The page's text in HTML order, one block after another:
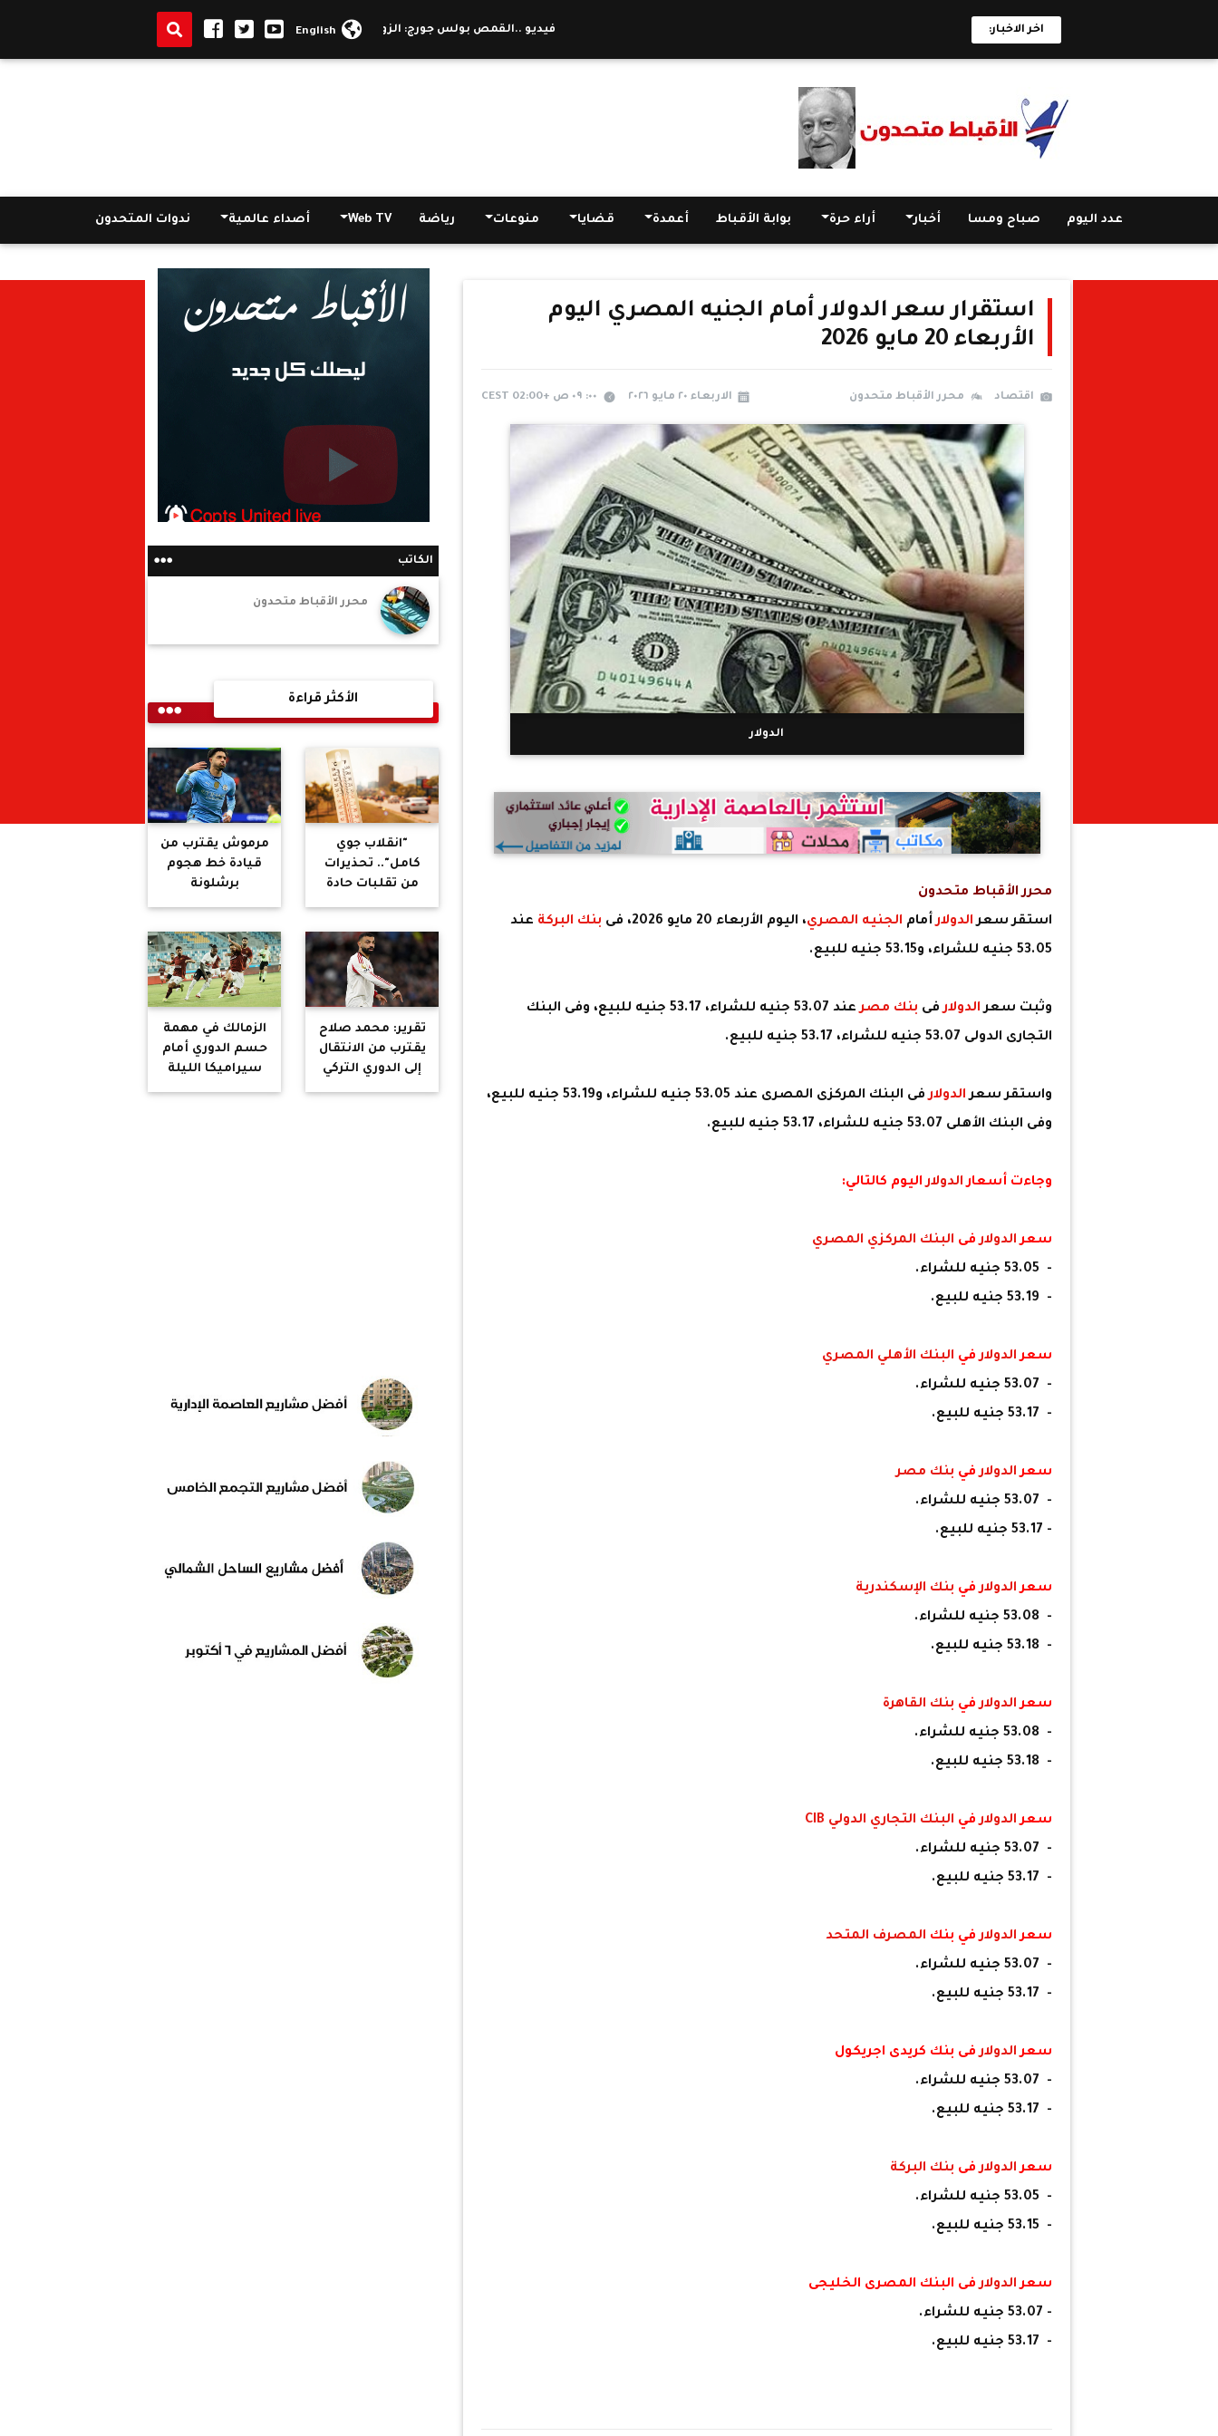
اخر الاخبار: فيديو ..القمص بولس جورج: الزواج بدأ ينقرض في أوروبا وأمريكا .. الإنجيل يحرم الممارسات المثلية
English
عدد اليوم صباح ومسا أخبار أراء حرة بوابة الأقباط أعمدة قضايا منوعات رياضة Web TV أصداء عالمية ندوات المتحدون
استقرار سعر الدولار أمام الجنيه المصري اليوم
الأربعاء 20 مايو 2026
اقتصاد محرر الأقباط متحدون الاربعاء ٢٠ مايو ٢٠٢٦ ٠٠: ٠٩ ص +02:00 CEST
الدولار
محرر الأقباط متحدون
استقر سعرالدولارأمام الجنيه المصري، اليوم الأربعاء 20 مايو 2026، فى بنك البركة عند
53.05 جنيه للشراء، و53.15 جنيه للبيع.
وثبت سعرالدولارفى بنك مصر
عند 53.07 جنيه للشراء، 53.17 جنيه للبيع، وفى البنك
التجارى الدولى 53.07 جنيه للشراء، 53.17 جنيه للبيع.
واستقر سعرالدولار
فى البنك المركزى المصرى عند 53.05 جنيه للشراء، و53.19 جنيه للبيع،
وفى البنك الأهلى 53.07 جنيه للشراء، 53.17 جنيه للبيع.
وجاءت أسعارالدولاراليوم كالتالي:
سعرالدولارفى البنك المركزي المصري
- 53.05 جنيه للشراء.
- 53.19 جنيه للبيع.
سعرالدولارفي البنك الأهلي المصري
- 53.07 جنيه للشراء.
- 53.17 جنيه للبيع.
سعرالدولارفي بنك مصر
- 53.07 جنيه للشراء.
- 53.17 جنيه للبيع.
سعرالدولارفي بنك الإسكندرية
- 53.08 جنيه للشراء.
- 53.18 جنيه للبيع.
سعرالدولارفي بنك القاهرة
- 53.08 جنيه للشراء.
- 53.18 جنيه للبيع.
سعرالدولارفي البنك التجاري الدولي
- 53.07 جنيه للشراء.
- 53.17 جنيه للبيع.
سعرالدولارفي بنك المصرف المتحد
- 53.07 جنيه للشراء.
- 53.17 جنيه للبيع.
سعرالدولارفى بنك كريدى اجريكول
- 53.07 جنيه للشراء.
- 53.17 جنيه للبيع.
سعرالدولارفى بنك البركة
- 53.05 جنيه للشراء.
- 53.15 جنيه للبيع.
سعرالدولارفى البنك المصرى الخليجى
- 53.07 جنيه للشراء.
- 53.17 جنيه للبيع.
الكاتب
محرر الأقباط متحدون
الأكثر قراءة
"انقلاب جوي
كامل".. تحذيرات
من تقلبات حادة
في الطقس
مرموش يقترب من
قيادة خط هجوم
برشلونة
تقرير: محمد صلاح
يقترب من الانتقال
إلى الدوري التركي
الزمالك في مهمة
حسم الدوري أمام
سيراميكا الليلة